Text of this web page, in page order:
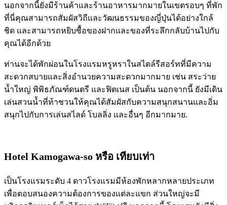
นอกจากนี้ยังมีร้านค้าและร้านอาหารมากมายในเขตรอบๆ ที่พัก
ที่นี่คุณสามารถสัมผัสวิถีและวัฒนธรรมของญี่ปุ่นได้อย่างใกล้
ชิด และสามารถหยิบซื้อของฝากและของที่ระลึกกลับบ้านไปกับ
คุณได้อีกด้วย
ท่านจะได้พักผ่อนในโรงแรมหรูหราในสไตล์รีสอร์ทที่มีความ
สะดวกสบายและสิ่งอำนวยความสะดวกมากมาย เช่น สระว่าย
น้ำใหญ่ พิพิธภัณฑ์ดนตรี และฟิตเนส เป็นต้น นอกจากนี้ ยังมีเดิน
เล่นสวนน้ำที่ท้าชวนให้คุณได้สัมผัสกับความสนุกสนานและอิ่ม
สนุกไปกับการเล่นสไลด์ โบลลิ่ง และอื่นๆ อีกมากมาย.
Hotel Kamogawa-so หรือ เทียบเท่า
เป็นโรงแรมระดับ 4 ดาวโรงแรมมีห้องพักหลากหลายประเภท
เพื่อตอบสนองความต้องการของแต่ละแขก ส่วนใหญ่จะมี